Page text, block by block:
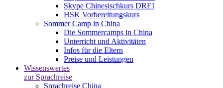
Skype Chinesischkurs DREI
HSK Vorbereitungskurs
Sommer Camp in China
Die Sommercamps in China
Unterricht und Aktivitäten
Infos für die Eltern
Preise und Leistungen
Wissenswertes
zur Sprachreise
Sprachreise China